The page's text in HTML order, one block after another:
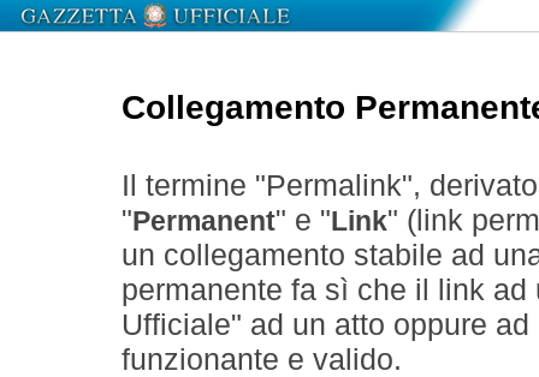
Collegamento
Il termine "Permalink",
" Permanent" e " Link" (link
un collegamento stabile ad
permanente fa sì che il link
Ufficiale" ad un atto oppure
funzionante e valido.